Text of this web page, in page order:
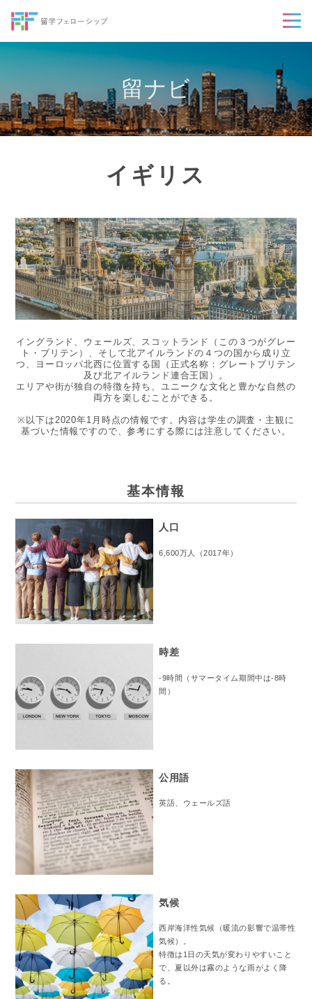
留ナビ
イギリス
イングランド、ウェールズ、スコットランド（この３つがグレー
ト・ブリテン）、そして北アイルランドの４つの国から成り立
つ、ヨーロッパ北西に位置する国（正式名称：グレートブリテン
及び北アイルランド連合王国）。
エリアや街が独自の特徴を持ち、ユニークな文化と豊かな自然の
両方を楽しむことができる。
※以下は2020年1月時点の情報です。内容は学生の調査・主観に
基づいた情報ですので、参考にする際には注意してください。
基本情報
人口
6,600万人（2017年）
時差
-9時間（サマータイム期間中は-8時
間）
公用語
英語、ウェールズ語
気候
西岸海洋性気候（暖流の影響で温帯性
気候）。
特徴は1日の天気が変わりやすいこと
で、夏以外は霧のような雨がよく降
る。